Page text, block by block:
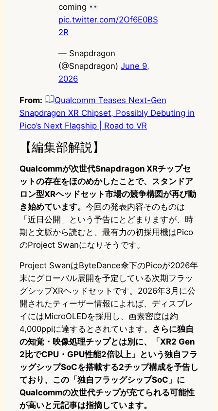
coming
pic.twitter.com/2Of6E0BS
2R
— Snapdragon
(@Snapdragon) June 9,
2026
From:
Qualcomm Teases Next-Gen
Snapdragon XR Chipset, Possibly Debuting in
Pico’s Next Flagship | Road to VR
【編集部解説】
Qualcommが次世代Snapdragon XRチップセ
ットの存在をほのめかしたことで、スタンドア
ロン型XRヘッドセット市場の競争構図が再び動
き始めています。 今回の発表内容そのものは
「近日公開」という予告にとどまりますが、時
期と文脈から読むと、最有力の初採用機はPico
のProject Swanになりそうです。
Project SwanはByteDance傘下のPicoが2026年
末にグローバル展開を予定している次期フラッ
グシップXRヘッドセットです。2026年3月に公
開されたティーザー情報によれば、ディスプレ
イにはMicroOLEDを採用し、画素密度は約
4,000ppiに達するとされています。 さらに独自
の知覚・映像処理チップとは別に、「XR2 Gen
2比でCPU・GPU性能2倍以上」という独自フラ
ッグシップSoCを搭載する2チップ構成を予告し
ており、この「独自フラッグシップSoC」に
Qualcommの次世代チップが充てられる可能性
が高いと元記事は指摘しています。